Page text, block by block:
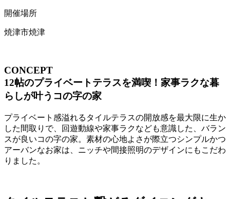
開催場所
焼津市焼津
CONCEPT
12帖のプライベートテラスを満喫！ 家事ラクな暮
らしが叶うコの字の家
プライベート感溢れるタイルテラスの開放感を最大限に生か
した間取りで、回遊動線や家事ラクなども意識した、バラン
スが良いコの字の家。素材の心地よさが際立つシンプルかつ
アーバンなお家は、ニッチや間接照明のデザインにもこだわ
りました。